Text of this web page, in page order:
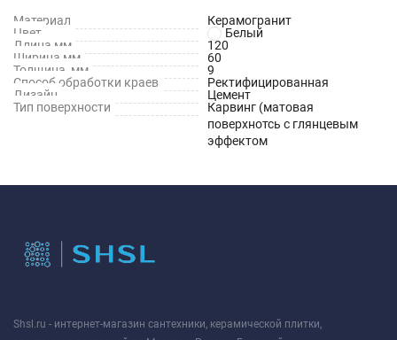
Материал
Керамогранит
Цвет
Белый
Длина,мм
120
Ширина,мм
60
Толщина, мм
9
Способ обработки краев
Ректифицированная
Дизайн
Цемент
Тип поверхности
Карвинг (матовая
поверхнотсь с глянцевым
эффектом
Shsl.ru - интернет-магазин сантехники, керамической плитки,